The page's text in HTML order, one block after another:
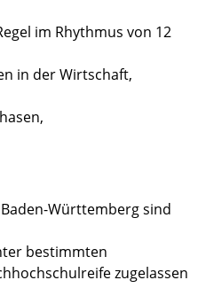
im Rhythmus von 12
in der Wirtschaft,
Württemberg sind
bestimmten
zugelassen